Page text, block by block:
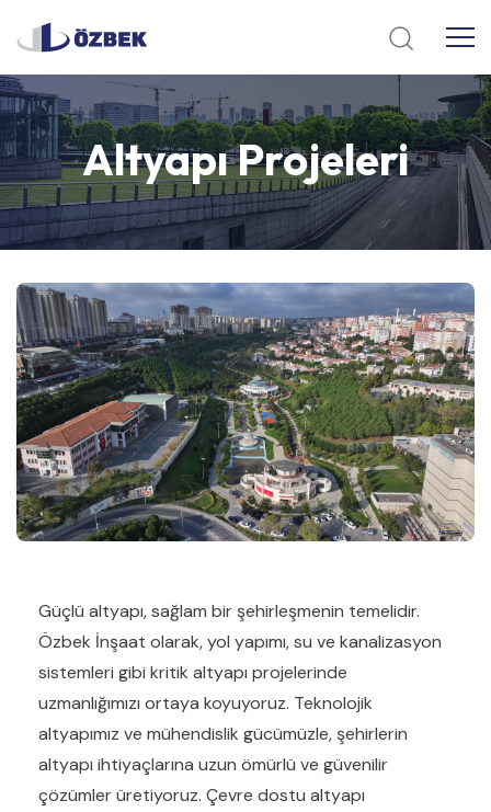
AltyapıProjeleri
Güçlü altyapı, sağlam bir şehirleşmenin temelidir.
Özbek İnşaat olarak, yol yapımı, su ve kanalizasyon
sistemleri gibi kritik altyapı projelerinde
uzmanlığımızı ortaya koyuyoruz. Teknolojik
altyapımız ve mühendislik gücümüzle, şehirlerin
altyapı ihtiyaçlarına uzun ömürlü ve güvenilir
çözümler üretiyoruz. Çevre dostu altyapı